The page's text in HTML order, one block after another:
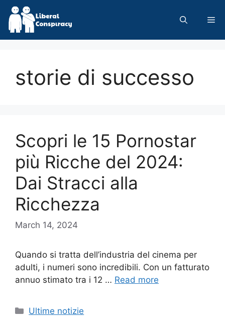
Skip
content
storie di successo
Scopri le 15 Pornostar
più Ricche del 2024:
Dai Stracci alla
Ricchezza
March 14, 2024
Quando si tratta dell’industria del cinema per
adulti, i numeri sono incredibili. Con un fatturato
annuo stimato tra i 12 … Read more
Categories
Ultime notizie